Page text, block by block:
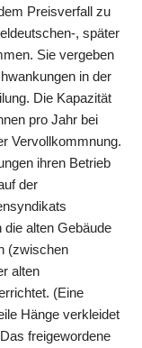
Preisverfall zu
, später
Sie vergeben
in der
Die Kapazität
pro Jahr bei
Vervollkommnung.
ihren Betrieb
der
alten Gebäude
(zwischen
alten
(Eine
Hänge verkleidet
freigewordene